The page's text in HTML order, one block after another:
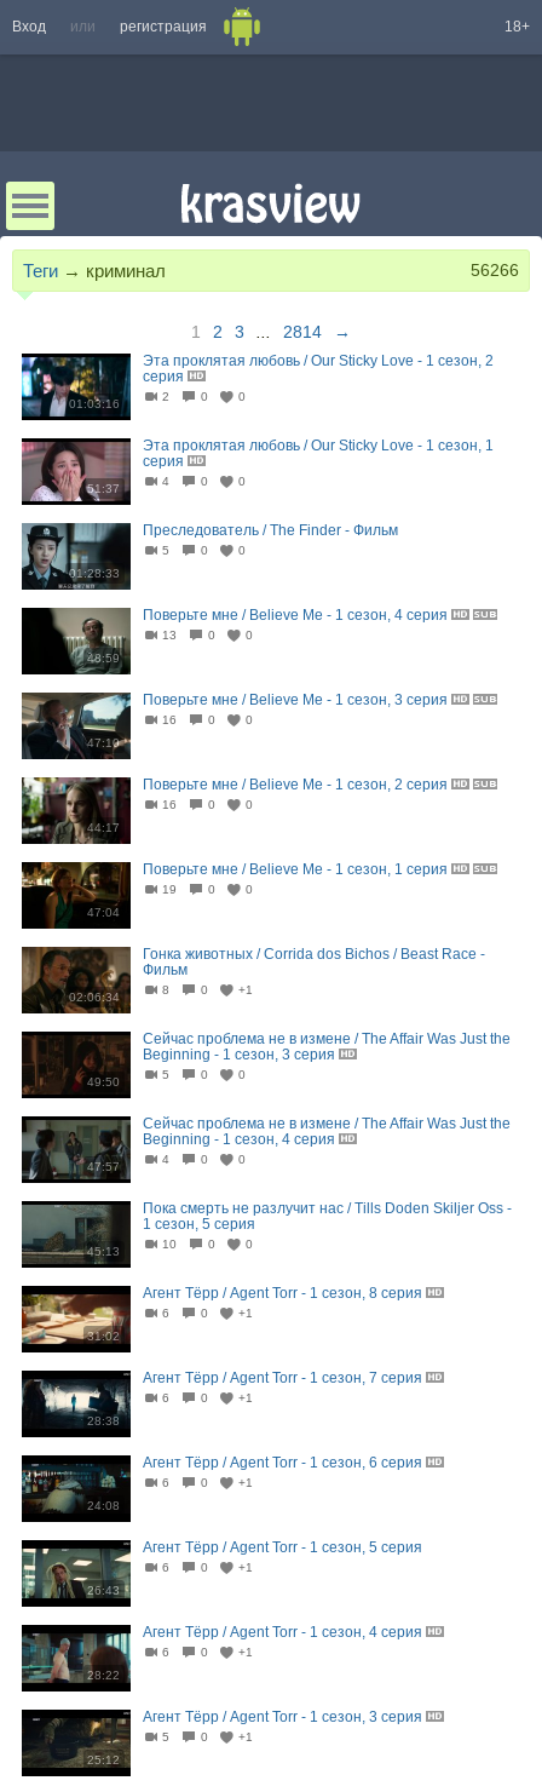
Вход или регистрация 18+
Теги → криминал 56266
1 2 3 2814 →
01:03:16
Эта проклятая любовь / Our Sticky Love - 1 сезон, 2
серия
2 0 0
51:37
Эта проклятая любовь / Our Sticky Love - 1 сезон, 1
серия
4 0 0
01:28:33
Преследователь / The Finder - Фильм
5 0 0
48:59
Поверьте мне / Believe Me - 1 сезон, 4 серия
13 0 0
47:10
Поверьте мне / Believe Me - 1 сезон, 3 серия
16 0 0
44:17
Поверьте мне / Believe Me - 1 сезон, 2 серия
16 0 0
47:04
Поверьте мне / Believe Me - 1 сезон, 1 серия
19 0 0
02:06:34
Гонка животных / Corrida dos Bichos / Beast Race -
Фильм
8 0 +1
49:50
Сейчас проблема не в измене / The Affair Was Just the
Beginning - 1 сезон, 3 серия
5 0 0
47:57
Сейчас проблема не в измене / The Affair Was Just the
Beginning - 1 сезон, 4 серия
4 0 0
45:13
Пока смерть не разлучит нас / Tills Doden Skiljer Oss -
1 сезон, 5 серия
10 0 0
31:02
Агент Тёрр / Agent Torr - 1 сезон, 8 серия
6 0 +1
28:38
Агент Тёрр / Agent Torr - 1 сезон, 7 серия
6 0 +1
24:08
Агент Тёрр / Agent Torr - 1 сезон, 6 серия
6 0 +1
26:43
Агент Тёрр / Agent Torr - 1 сезон, 5 серия
6 0 +1
28:22
Агент Тёрр / Agent Torr - 1 сезон, 4 серия
6 0 +1
25:12
Агент Тёрр / Agent Torr - 1 сезон, 3 серия
5 0 +1